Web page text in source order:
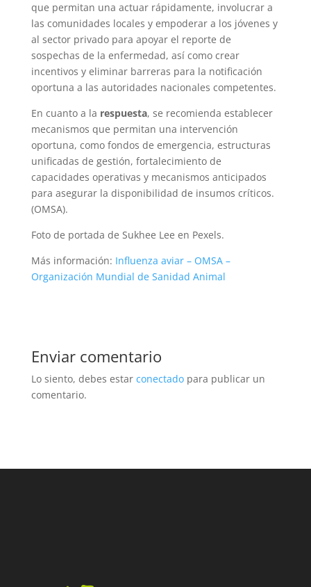
que permitan una actuar rápidamente, involucrar a
las comunidades locales y empoderar a los jóvenes y
al sector privado para apoyar el reporte de
sospechas de la enfermedad, así como crear
incentivos y eliminar barreras para la notificación
oportuna a las autoridades nacionales competentes.
En cuanto a la respuesta, se recomienda establecer
mecanismos que permitan una intervención
oportuna, como fondos de emergencia, estructuras
unificadas de gestión, fortalecimiento de
capacidades operativas y mecanismos anticipados
para asegurar la disponibilidad de insumos críticos.
(OMSA).
Foto de portada de Sukhee Lee en Pexels.
Más información: Influenza aviar – OMSA –
Organización Mundial de Sanidad Animal
Enviar comentario
Lo siento, debes estar conectadopara publicar un
comentario.